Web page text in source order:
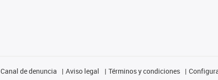
Canal de denuncia Aviso legal Términos y condiciones